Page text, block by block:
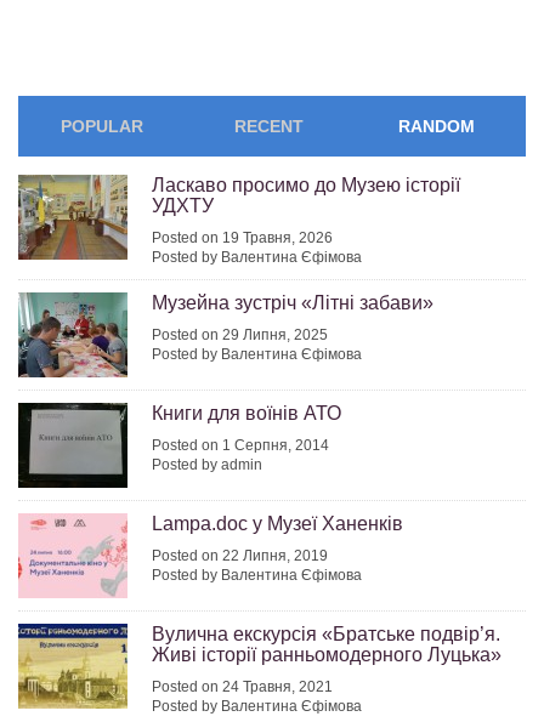
POPULAR RECENT RANDOM
Ласкаво просимо до Музею історії
УДХТУ
Posted on 19 Травня, 2026
Posted by Валентина Єфімова
Музейна зустріч «Літні забави»
Posted on 29 Липня, 2025
Posted by Валентина Єфімова
Книги для воїнів АТО
Posted on 1 Серпня, 2014
Posted by admin
Lampa.doc у Музеї Ханенків
Posted on 22 Липня, 2019
Posted by Валентина Єфімова
Вулична екскурсія «Братське подвір’я.
Живі історії ранньомодерного Луцька»
Posted on 24 Травня, 2021
Posted by Валентина Єфімова